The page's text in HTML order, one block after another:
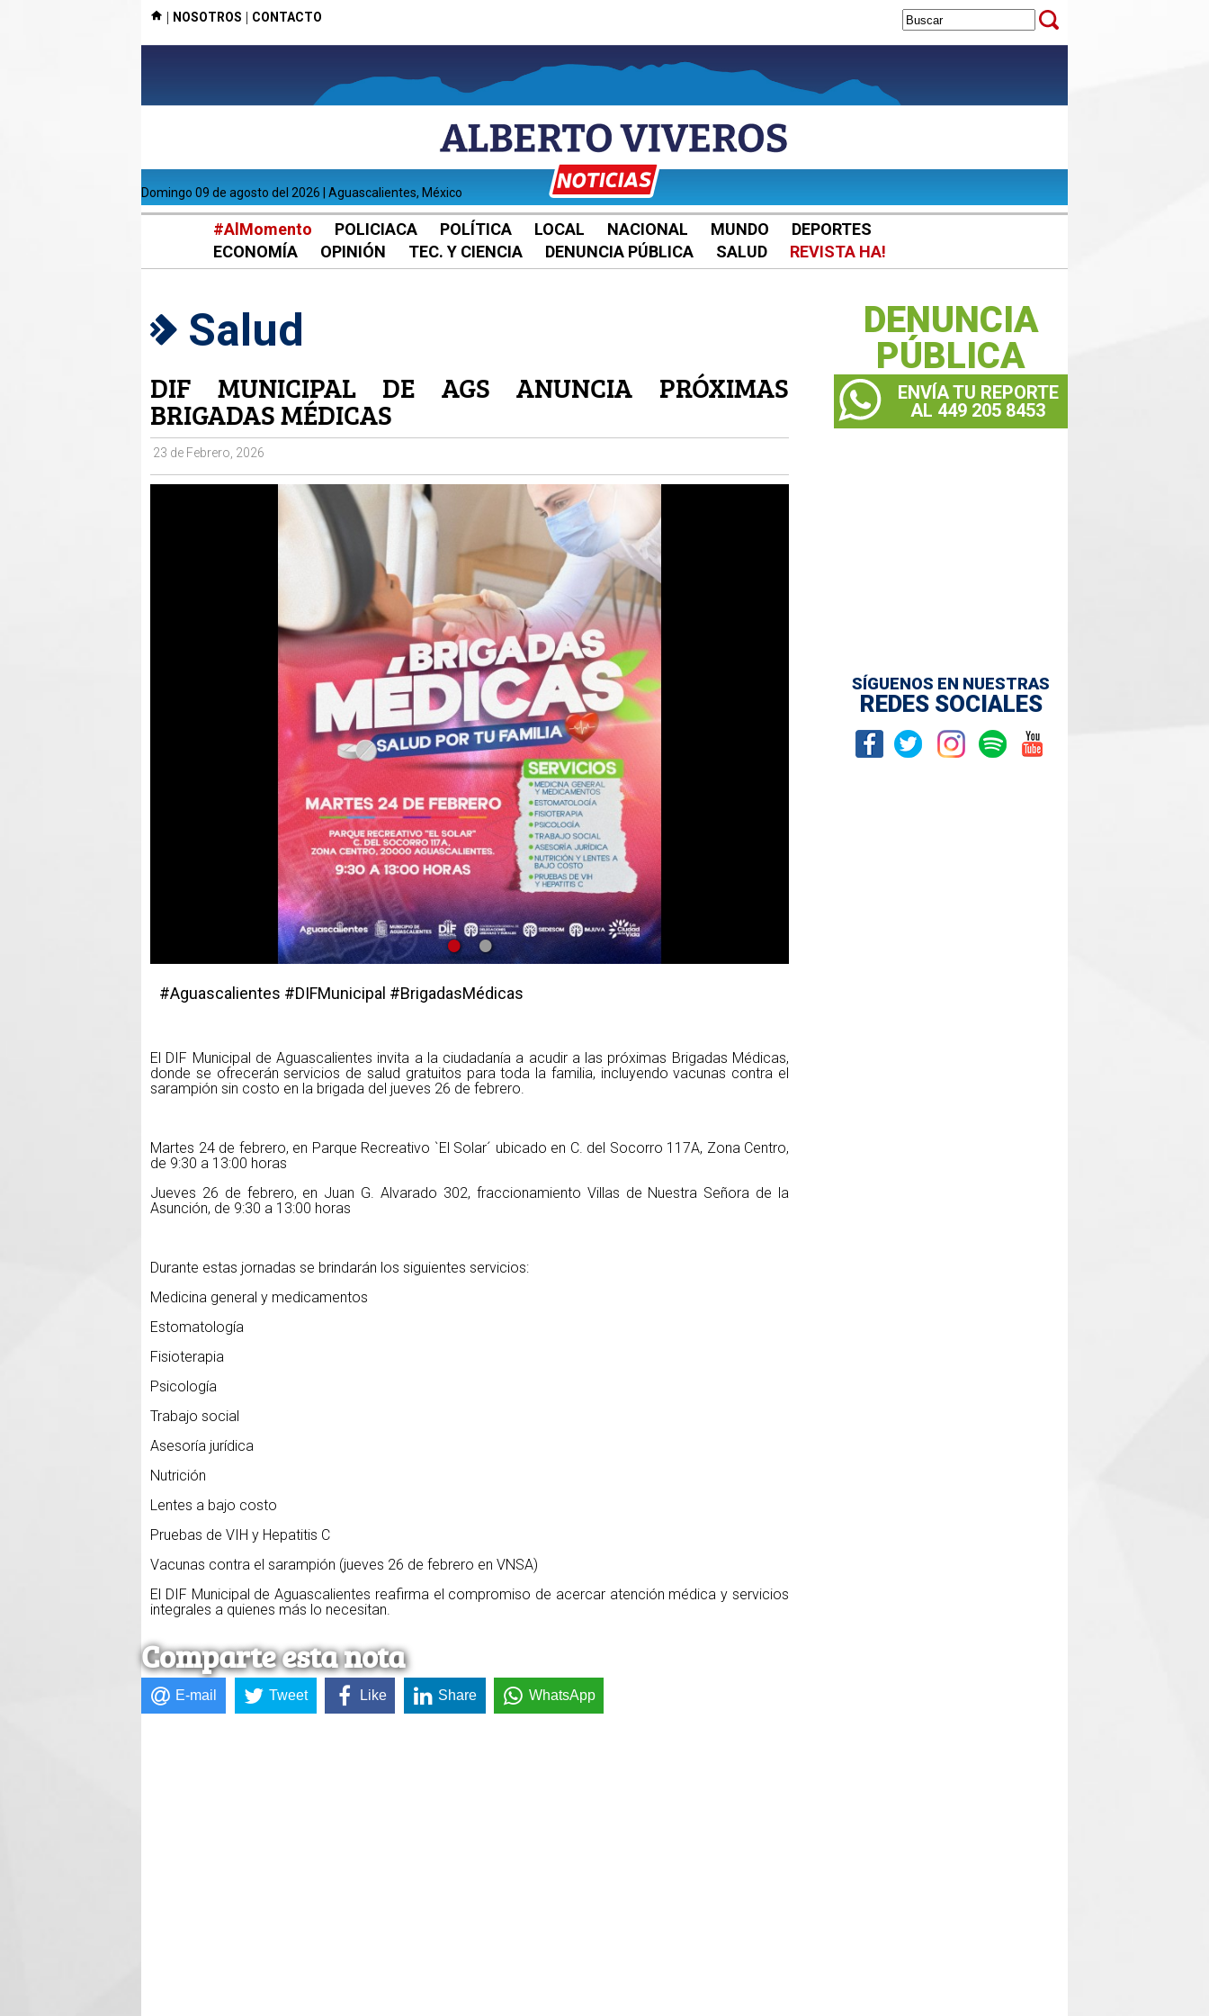
| NOSOTROS | CONTACTO
domingo 09 de agosto del 2026 | Aguascalientes, México
#AlMomento POLICIACA POLÍTICA LOCAL NACIONAL MUNDO
DEPORTES
ECONOMÍA
OPINIÓN TEC. Y CIENCIA DENUNCIA PÚBLICA SALUD REVISTA HA!
Salud
DIF MUNICIPAL DE AGS ANUNCIA PRÓXIMAS
BRIGADAS MÉDICAS
23 de Febrero, 2026
• •
#Aguascalientes #DIFMunicipal #BrigadasMédicas
El DIF Municipal de Aguascalientes invita a la ciudadanía a acudir a las próximas Brigadas Médicas,
donde se ofrecerán servicios de salud gratuitos para toda la familia, incluyendo vacunas contra el
sarampión sin costo en la brigada del jueves 26 de febrero.
Martes 24 de febrero, en Parque Recreativo `El Solar´ ubicado en C. del Socorro 117A, Zona Centro,
de 9:30 a 13:00 horas
Jueves 26 de febrero, en Juan G. Alvarado 302, fraccionamiento Villas de Nuestra Señora de la
Asunción, de 9:30 a 13:00 horas
Durante estas jornadas se brindarán los siguientes servicios:
Medicina general y medicamentos
Estomatología
Fisioterapia
Psicología
Trabajo social
Asesoría jurídica
Nutrición
Lentes a bajo costo
Pruebas de VIH y Hepatitis C
Vacunas contra el sarampión (jueves 26 de febrero en VNSA)
El DIF Municipal de Aguascalientes reafirma el compromiso de acercar atención médica y servicios
integrales a quienes más lo necesitan.
Comparte esta nota
E-mail Tweet Like Share WhatsApp
DENUNCIA
PÚBLICA
ENVÍA TU REPORTE
AL 449 205 8453
SÍGUENOS EN NUESTRAS
REDES SOCIALES